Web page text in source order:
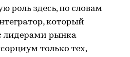
роль здесь, по словам
который
лидерами рынка
только тех,